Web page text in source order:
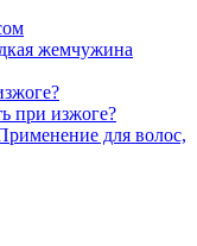
жемчужина
при изжоге?
для волос,